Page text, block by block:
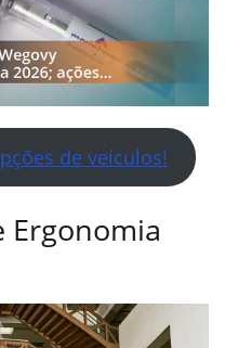
de veículos!
Ergonomia